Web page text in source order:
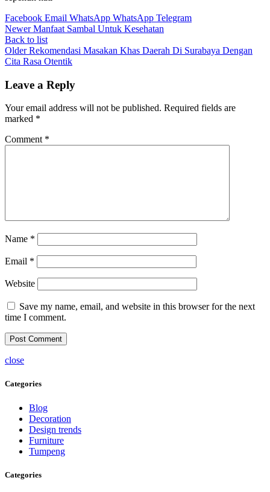
Facebook Email WhatsApp WhatsApp Telegram
Newer Manfaat Sambal Untuk Kesehatan
Back to list
Older Rekomendasi Masakan Khas Daerah Di Surabaya Dengan
Cita Rasa Otentik
Leave a Reply
Your email address will not be published. Required fields are
marked *
Comment *
Name *
Email *
Website
Save my name, email, and website in this browser for the next
time I comment.
close
Categories
Blog
Decoration
Design trends
Furniture
Tumpeng
Categories